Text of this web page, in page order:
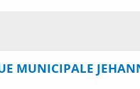
MUNICIPALE